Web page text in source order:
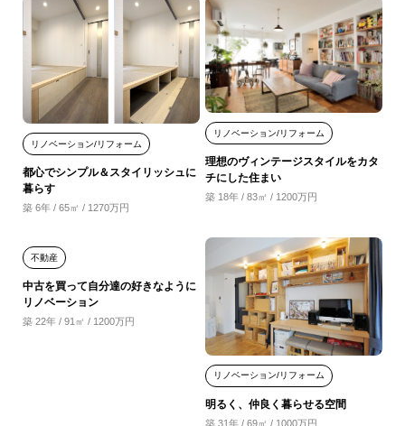
リノベーション/リフォーム
都心でシンプル＆スタイリッシュに
暮らす
築 6年 / 65㎡ / 1270万円
リノベーション/リフォーム
理想のヴィンテージスタイルをカタ
チにした住まい
築 18年 / 83㎡ / 1200万円
不動産
中古を買って自分達の好きなように
リノベーション
築 22年 / 91㎡ / 1200万円
リノベーション/リフォーム
明るく、仲良く暮らせる空間
築 31年 / 69㎡ / 1000万円